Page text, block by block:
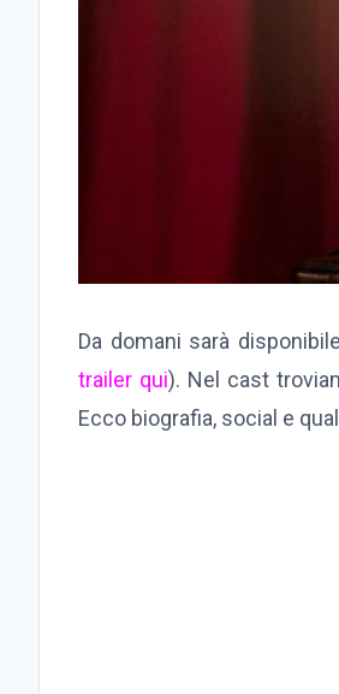
Da domani sarà
trailer qui). Nel cast
Ecco biografia, social e